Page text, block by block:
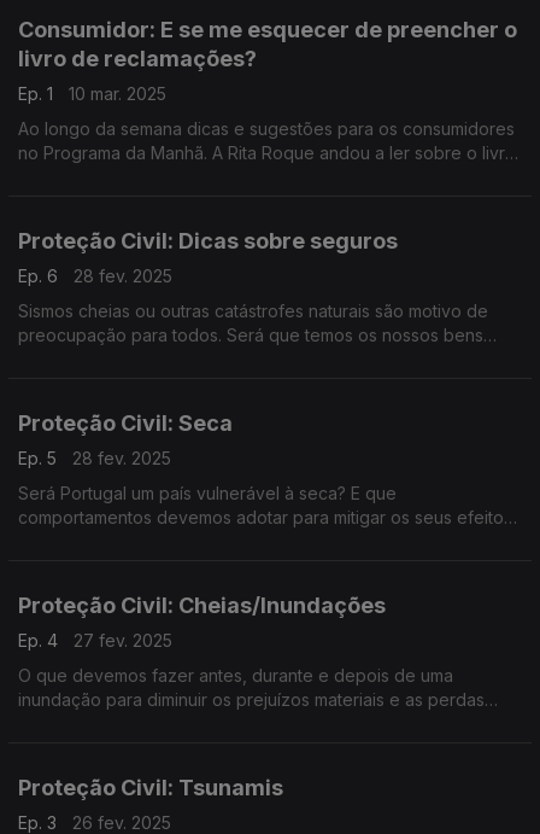
Consumidor: E se me esquecer de preencher o
livro de reclamações?
Ep. 1
10 mar. 2025
Ao longo da semana dicas e sugestões para os consumidores
no Programa da Manhã. A Rita Roque andou a ler sobre o livro
Proteção Civil: Dicas sobre seguros
Ep. 6
28 fev. 2025
Sismos cheias ou outras catástrofes naturais são motivo de
preocupação para todos. Será que temos os nossos bens
Proteção Civil: Seca
Ep. 5
28 fev. 2025
Será Portugal um país vulnerável à seca? E que
comportamentos devemos adotar para mitigar os seus efeitos?
Proteção Civil: Cheias/Inundações
Ep. 4
27 fev. 2025
O que devemos fazer antes, durante e depois de uma
inundação para diminuir os prejuízos materiais e as perdas
Proteção Civil: Tsunamis
Ep. 3
26 fev. 2025